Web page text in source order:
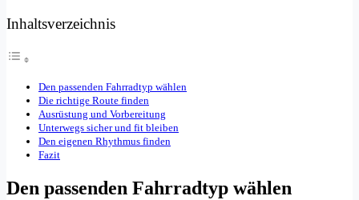
Inhaltsverzeichnis
Den passenden Fahrradtyp wählen
Die richtige Route finden
Ausrüstung und Vorbereitung
Unterwegs sicher und fit bleiben
Den eigenen Rhythmus finden
Fazit
Den passenden Fahrradtyp wählen